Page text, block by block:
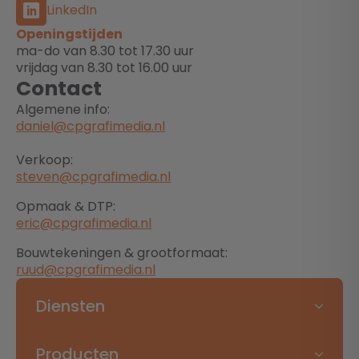
LinkedIn
Openingstijden
ma-do van 8.30 tot 17.30 uur
vrijdag van 8.30 tot 16.00 uur
Contact
Algemene info:
daniel@cpgrafimedia.nl
Verkoop:
steven@cpgrafimedia.nl
Opmaak & DTP:
eric@cpgrafimedia.nl
Bouwtekeningen & grootformaat:
ruud@cpgrafimedia.nl
Diensten
Producten